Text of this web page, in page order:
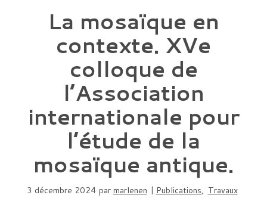
La mosaïque en
contexte. XVe
colloque de
l’Association
internationale pour
l’étude de la
mosaïque antique.
3 décembre 2024 par marlenen | Publications, Travaux